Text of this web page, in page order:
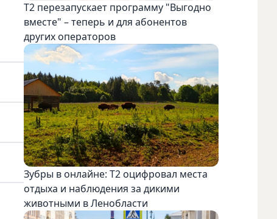
Т2 перезапускает программу "Выгодно
вместе" – теперь и для абонентов
других операторов
Зубры в онлайне: Т2 оцифровал места
отдыха и наблюдения за дикими
животными в Ленобласти